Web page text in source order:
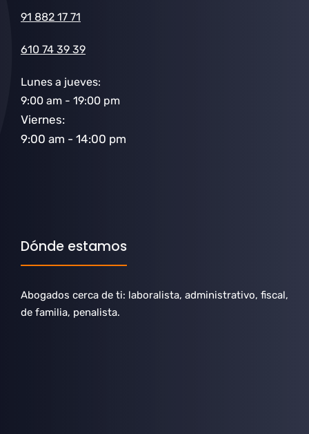
91 882 17 71
610 74 39 39
Lunes a jueves:
9:00 am - 19:00 pm
Viernes:
9:00 am - 14:00 pm
Dónde estamos
Abogados cerca de ti: laboralista, administrativo, fiscal,
de familia, penalista.